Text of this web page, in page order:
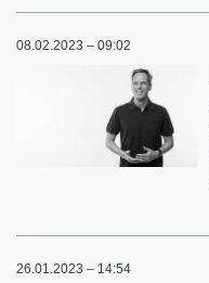
08.02.2023 – 09:02
26.01.2023 – 14:54